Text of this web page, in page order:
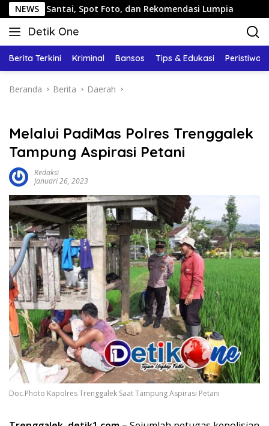
Langsung
ke
konten
NEWS
Spot Foto, dan Rekomendasi Lumpia Panduan
Detik One
Tajam
Fakta
Berita Terkini Kriminal Bansos Tips & Edukasi Peristiwa
Beranda Berita Daerah
Melalui PadiMas Polres Trenggalek
Tampung Aspirasi Petani
Redaksi
Januari 26, 2023
Doc.Photo Kapolres Trenggalek Saat Tampung Aspirasi Petani